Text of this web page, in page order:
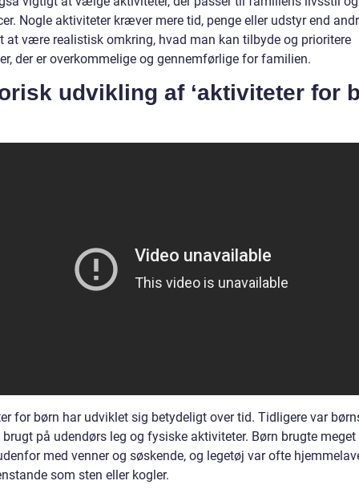
Nogle aktiviteter kræver mere tid, penge eller udstyr end
at være realistisk omkring, hvad man kan tilbyde og prioritere
der er overkommelige og gennemførlige for familien.
udvikling af ‘aktiviteter for
for børn har udviklet sig betydeligt over tid. Tidligere var
på udendørs leg og fysiske aktiviteter. Børn brugte
med venner og søskende, og legetøj var ofte
som sten eller kogler.